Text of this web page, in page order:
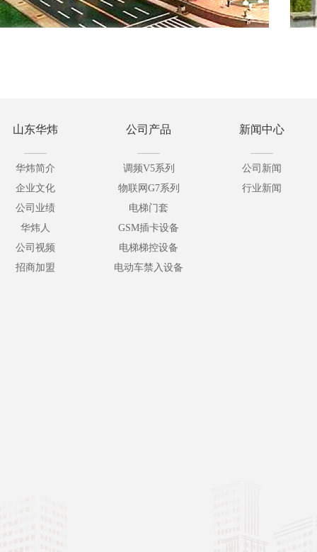
地址：定西市安定区友谊南路39
号
门套项目：紫罗红
山东华炜
华炜简介
企业文化
公司业绩
华炜人
公司视频
招商加盟
公司产品
调频V5系列
物联网G7系列
电梯门套
GSM插卡设备
电梯梯控设备
电动车禁入设备
新闻中心
公司新闻
行业新闻